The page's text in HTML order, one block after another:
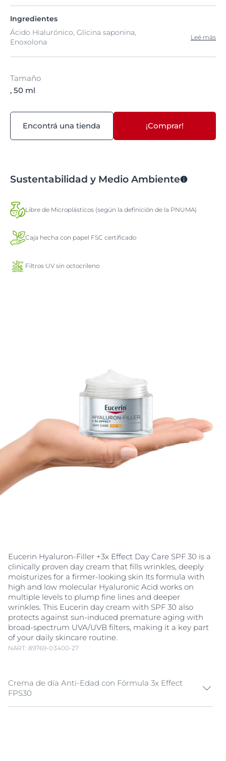
Ingredientes
Ácido Hialurónico, Glicina saponina,
Enoxolona
Leé más
Tamaño
, 50 ml
Encontrá una tienda ¡Comprar!
Sustentabilidad y Medio Ambiente
Libre de Microplásticos (según la definición de la PNUMA)
Caja hecha con papel FSC certificado
Filtros UV sin octocrileno
Eucerin Hyaluron-Filler +3x Effect Day Care SPF 30 is a
clinically proven day cream that fills wrinkles, deeply
moisturizes for a firmer-looking skin Its formula with
high and low molecular Hyaluronic Acid works on
multiple levels to plump fine lines and deeper
wrinkles. This Eucerin day cream with SPF 30 also
protects against sun-induced premature aging with
broad-spectrum UVA/UVB filters, making it a key part
of your daily skincare routine.
NART: 89769-03400-27
Crema de día Anti-Edad con Fórmula 3x Effect
FPS30